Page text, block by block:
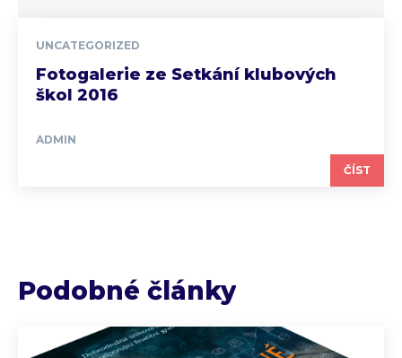
UNCATEGORIZED
Fotogalerie ze Setkání klubových
škol 2016
ADMIN
ČÍST
Podobné články